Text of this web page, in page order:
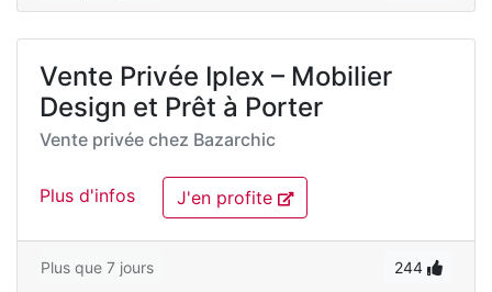
Vente Privée Iplex – Mobilier
Design et Prêt à Porter
Vente privée chez Bazarchic
Plus d'infos J'en profite
Plus que 7 jours 244